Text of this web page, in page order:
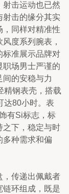
射击运动也已然
射击的缘分其实
同样对精准性
度系列腕表，
标准展示品牌对
职场男士严谨的
的安稳与力
精钢表壳，搭载
达80小时。表
有Si标志，标
之下，稳定与时
多种需求和偏
，传递出佩戴者
链环组成，既是